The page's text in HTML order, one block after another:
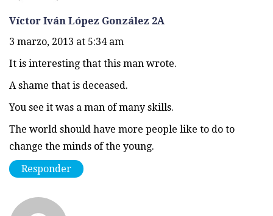
Víctor Iván López González 2A
3 marzo, 2013 at 5:34 am
It is interesting that this man wrote.
A shame that is deceased.
You see it was a man of many skills.
The world should have more people like to do to
change the minds of the young.
Responder